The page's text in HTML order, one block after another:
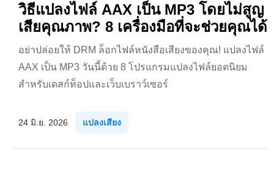
วิธีแปลงไฟล์ AAX เป็น MP3 โดยไม่สูญ
เสียคุณภาพ? 8 เครื่องมือที่จะช่วยคุณได้
อย่าปล่อยให้ DRM ล็อกไฟล์หนังสือเสียงของคุณ! แปลงไฟล์
AAX เป็น MP3 วันนี้ด้วย 8 โปรแกรมแปลงไฟล์ยอดนิยม
สำหรับเดสก์ท็อปและเว็บเบราว์เซอร์
24 มิ.ย. 2026 แปลงเสียง